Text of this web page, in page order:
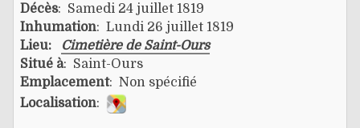
Décès: Samedi 24 juillet 1819
Inhumation: Lundi 26 juillet 1819
Lieu:
Cimetière de Saint-Ours
Situé à: Saint-Ours
Emplacement: Non spécifié
Localisation: